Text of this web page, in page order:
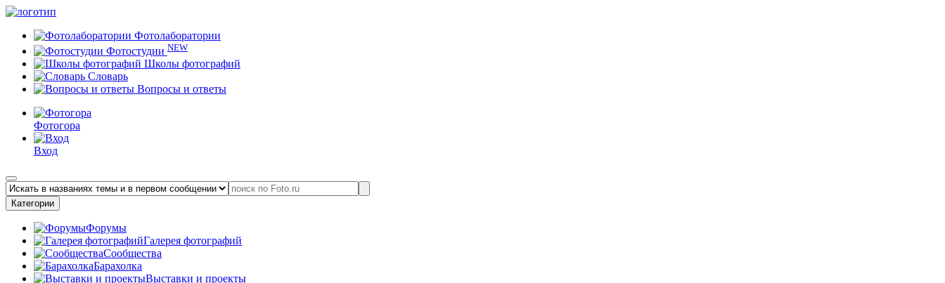
Фотолаборатории
Фотостудии NEW
Школы фотографий
Словарь
Вопросы и ответы
Фотогора
Вход
Категории
Форумы
Галерея фотографий
Сообщества
Барахолка
Выставки и проекты